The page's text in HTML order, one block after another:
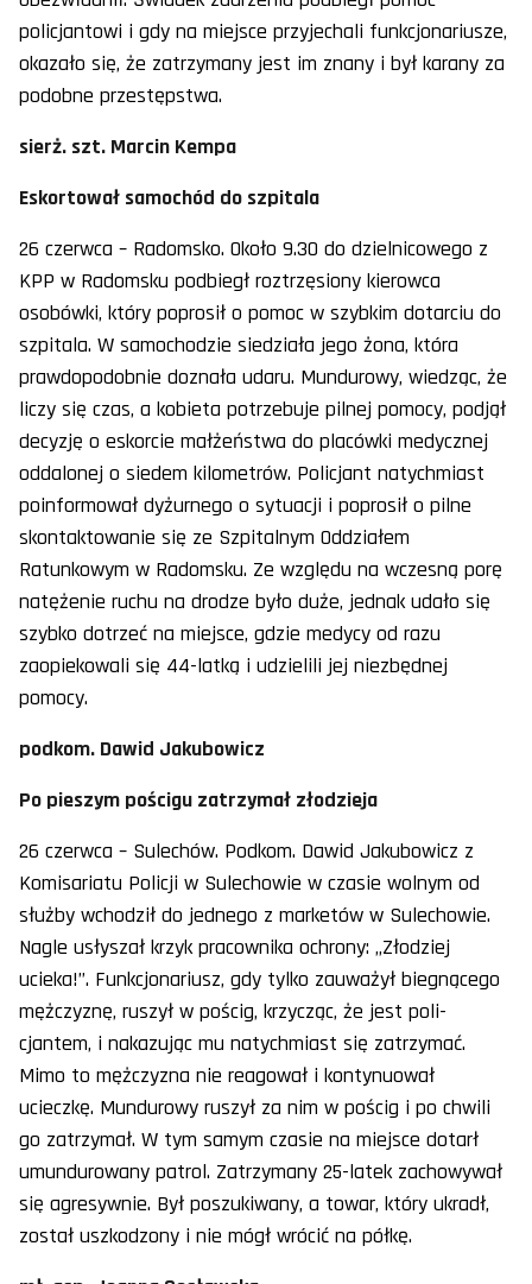
policjantowi i gdy na miejsce przyjechali funkcjonariusze,
okazało się, że zatrzymany jest im znany i był karany za
podobne przestępstwa.
sierż. szt. Marcin Kempa
Eskortował samochód do szpitala
26 czerwca – Radomsko. Około 9.30 do dzielnicowego z
KPP w Radomsku podbiegł roztrzęsiony kierowca
osobówki, który poprosił o pomoc w szybkim dotarciu do
szpitala. W samochodzie siedziała jego żona, która
prawdopodobnie doznała udaru. Mundurowy, wiedząc, że
liczy się czas, a kobieta potrzebuje pilnej pomocy, podjął
decyzję o eskorcie małżeństwa do placówki medycznej
oddalonej o siedem kilometrów. Policjant natychmiast
poinformował dyżurnego o sytuacji i poprosił o pilne
skontaktowanie się ze Szpitalnym Oddziałem
Ratunkowym w Radomsku. Ze względu na wczesną porę
natężenie ruchu na drodze było duże, jednak udało się
szybko dotrzeć na miejsce, gdzie medycy od razu
zaopiekowali się 44-latką i udzielili jej niezbędnej
pomocy.
podkom. Dawid Jakubowicz
Po pieszym pościgu zatrzymał złodzieja
26 czerwca – Sulechów. Podkom. Dawid Jakubowicz z
Komisariatu Policji w Sulechowie w czasie wolnym od
służby wchodził do jednego z marketów w Sulechowie.
Nagle usłyszał krzyk pracownika ochrony: „Złodziej
ucieka!”. Funkcjonariusz, gdy tylko zauważył biegnącego
mężczyznę, ruszył w pościg, krzycząc, że jest poli-
cjantem, i nakazując mu natychmiast się zatrzymać.
Mimo to mężczyzna nie reagował i kontynuował
ucieczkę. Mundurowy ruszył za nim w pościg i po chwili
go zatrzymał. W tym samym czasie na miejsce dotarł
umundurowany patrol. Zatrzymany 25-latek zachowywał
się agresywnie. Był poszukiwany, a towar, który ukradł,
został uszkodzony i nie mógł wrócić na półkę.